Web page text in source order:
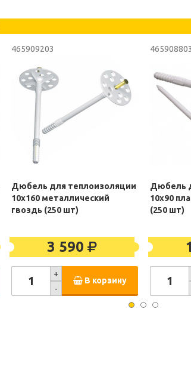
465909203
Дюбель для теплоизоляции
10х160 металлический
гвоздь (250 шт)
3 590
+
-
В корзину
465908803
Дюбель
10х90
(250 шт)